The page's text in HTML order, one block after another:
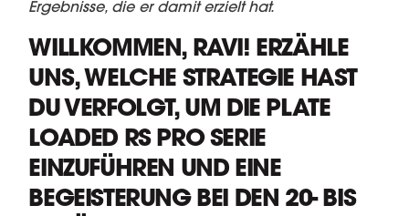
Ergebnisse, die er damit erzielt hat.
WILLKOMMEN, RAVI! ERZÄHLE
UNS, WELCHE STRATEGIE HAST
DU VERFOLGT, UM DIE PLATE
LOADED RS PRO SERIE
EINZUFÜHREN UND EINE
BEGEISTERUNG BEI DEN 20- BIS